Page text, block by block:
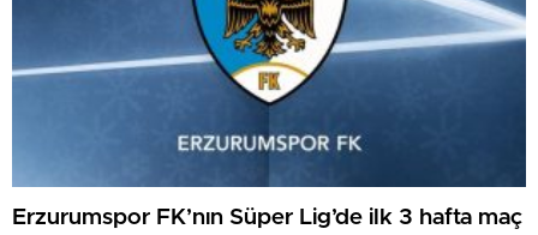
Erzurumspor FK’nın Süper Lig’de ilk 3 hafta maç